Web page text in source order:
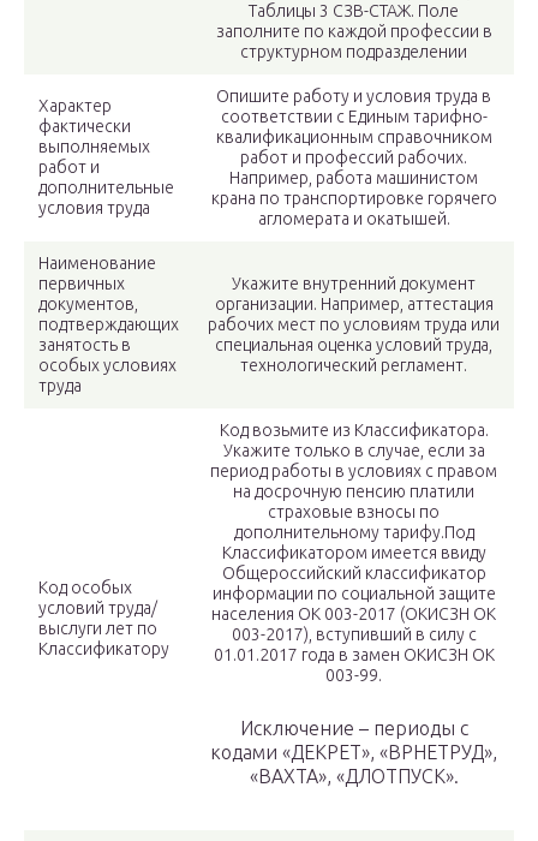
Таблицы 3 СЗВ-СТАЖ. Поле
заполните по каждой профессии в
структурном подразделении
Характер
фактически
выполняемых
работ и
дополнительные
условия труда
Опишите работу и условия труда в
соответствии с Единым тарифно-
квалификационным справочником
работ и профессий рабочих.
Например, работа машинистом
крана по транспортировке горячего
агломерата и окатышей.
Наименование
первичных
документов,
подтверждающих
занятость в
особых условиях
труда
Укажите внутренний документ
организации. Например, аттестация
рабочих мест по условиям труда или
специальная оценка условий труда,
технологический регламент.
Код особых
условий труда/
выслуги лет по
Классификатору
Код возьмите из Классификатора.
Укажите только в случае, если за
период работы в условиях с правом
на досрочную пенсию платили
страховые взносы по
дополнительному тарифу.Под
Классификатором имеется ввиду
Общероссийский классификатор
информации по социальной защите
населения ОК 003-2017 (ОКИСЗН ОК
003-2017), вступивший в силу с
01.01.2017 года в замен ОКИСЗН ОК
003-99.
Исключение – периоды с
кодами «ДЕКРЕТ», «ВРНЕТРУД»,
«ВАХТА», «ДЛОТПУСК».